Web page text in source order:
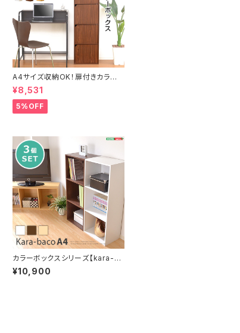
A4サイズ収納OK！扉付きカラー
ボックス【-5ivox-フィボックス】
¥8,531
5%OFF
カラーボックスシリーズ【kara-ba
coA4】3段A4サイズ 3個セット
H1457-3SET
¥10,900